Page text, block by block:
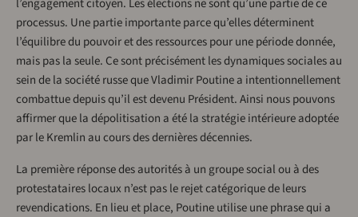
l’engagement citoyen. Les élections ne sont qu’une partie de ce
processus. Une partie importante parce qu’elles déterminent
l’équilibre du pouvoir et des ressources pour une période donnée,
mais pas la seule. Ce sont précisément les dynamiques sociales au
sein de la société russe que Vladimir Poutine a intentionnellement
combattue depuis qu’il est devenu Président. Ainsi nous pouvons
affirmer que la dépolitisation a été la stratégie intérieure adoptée
par le Kremlin au cours des dernières décennies.
La première réponse des autorités à un groupe social ou à des
protestataires locaux n’est pas le rejet catégorique de leurs
revendications. En lieu et place, Poutine utilise une phrase qui a